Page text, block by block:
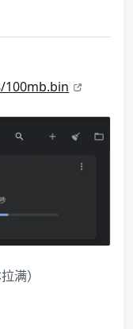
100mb.bin
满）